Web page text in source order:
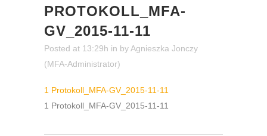
PROTOKOLL_MFA-
GV_2015-11-11
Posted at 13:29h in byAgnieszka Jonczy
(MFA-Administrator)
1 Protokoll_MFA-GV_2015-11-11
1 Protokoll_MFA-GV_2015-11-11